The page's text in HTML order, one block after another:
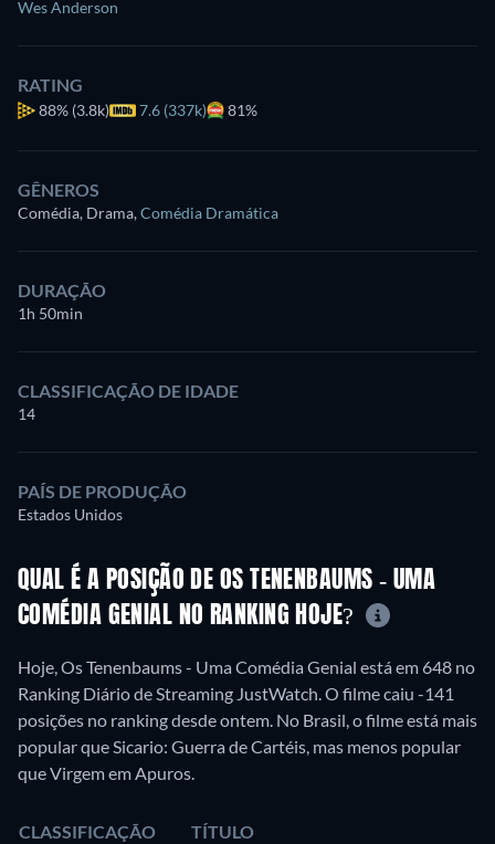
Wes Anderson
RATING
88% (3.8k) 7.6 (337k) 81%
GÊNEROS
Comédia, Drama,Comédia Dramática
DURAÇÃO
1h 50min
CLASSIFICAÇÃO DE IDADE
14
PAÍS DE PRODUÇÃO
Estados Unidos
QUAL É A POSIÇÃO DE OS TENENBAUMS - UMA
COMÉDIA GENIAL NO RANKING HOJE?
Hoje, Os Tenenbaums - Uma Comédia Genial está em 648 no
Ranking Diário de Streaming JustWatch. O filme caiu -141
posições no ranking desde ontem. No Brasil, o filme está mais
popular que Sicario: Guerra de Cartéis, mas menos popular
que Virgem em Apuros.
CLASSIFICAÇÃO TÍTULO